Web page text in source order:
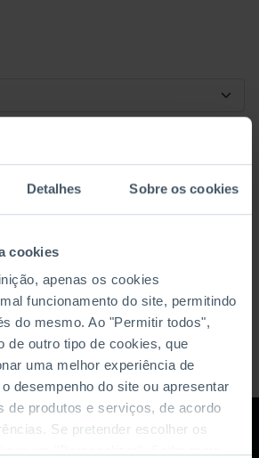
Detalhes Sobre os cookies
cookies
apenas os cookies
funcionamento do site, permitindo
do mesmo. Ao "Permitir todos",
de outro tipo de cookies, que
uma melhor experiência de
desempenho do site ou apresentar
de produtos e serviços, de acordo
Se pretender escolher os